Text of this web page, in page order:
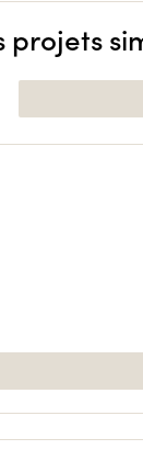
projets